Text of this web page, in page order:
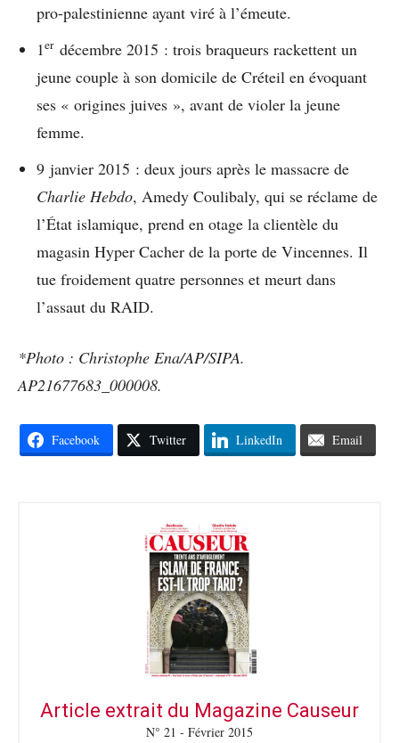
pro-palestinienne ayant viré à l’émeute.
1er décembre 2015 : trois braqueurs rackettent un
jeune couple à son domicile de Créteil en évoquant
ses « origines juives », avant de violer la jeune
femme.
9 janvier 2015 : deux jours après le massacre de
Charlie Hebdo, Amedy Coulibaly, qui se réclame de
l’État islamique, prend en otage la clientèle du
magasin Hyper Cacher de la porte de Vincennes. Il
tue froidement quatre personnes et meurt dans
l’assaut du RAID.
*Photo : Christophe Ena/AP/SIPA.
AP21677683_000008.
Facebook Twitter LinkedIn Email
Article extrait du Magazine Causeur
N° 21 - Février 2015